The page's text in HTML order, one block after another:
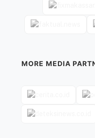
MORE MEDIA